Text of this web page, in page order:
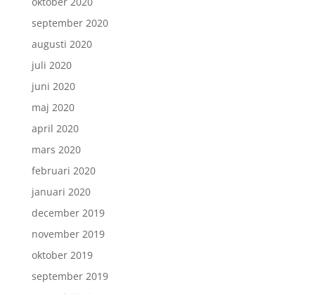
september 2020
augusti 2020
juli 2020
juni 2020
maj 2020
april 2020
mars 2020
februari 2020
januari 2020
december 2019
november 2019
oktober 2019
september 2019